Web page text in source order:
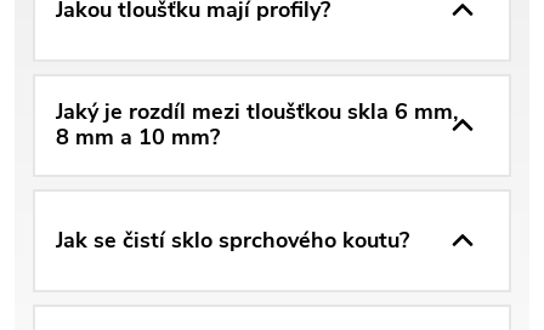
Jakou tloušťku mají profily?
Jaký je rozdíl mezi tloušťkou skla 6 mm,
8 mm a 10 mm?
Jak se čistí sklo sprchového koutu?